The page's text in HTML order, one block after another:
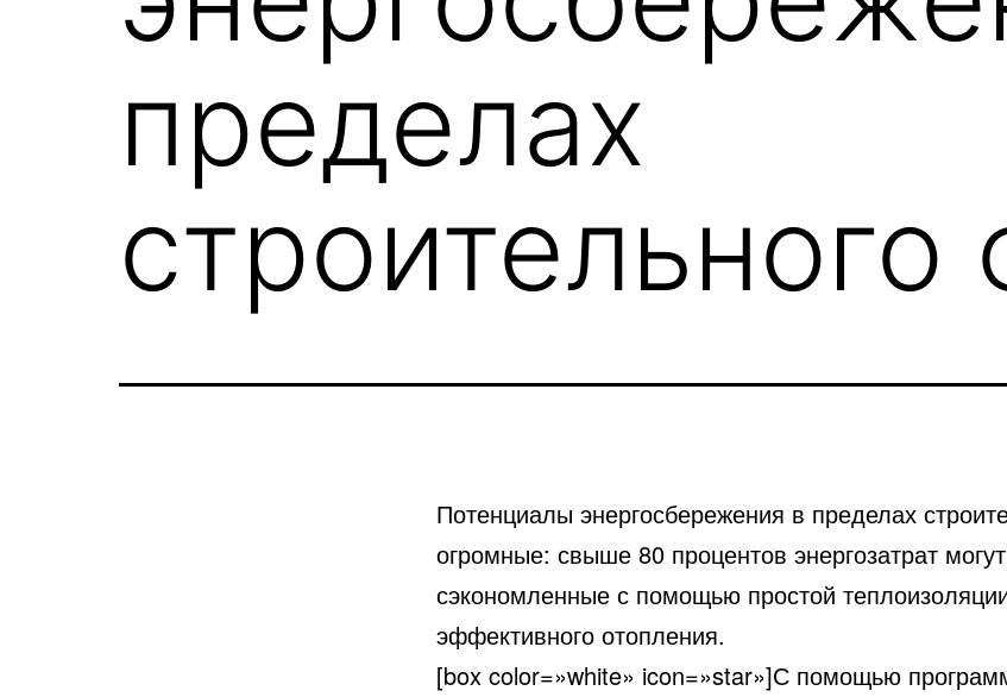
пределах
строительного
Потенциалы энергосбережения в пределах
огромные: свыше 80 процентов энергозатрат
сэкономленные с помощью простой
эффективного отопления.
[box color=»white» icon=»star»]С помощью